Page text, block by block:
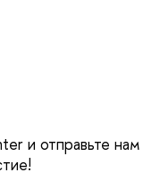
и отправьте нам